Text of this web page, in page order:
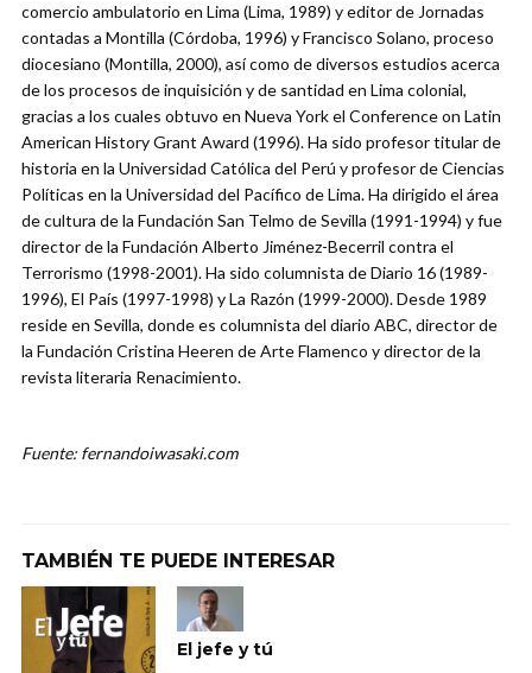
comercio ambulatorio en Lima (Lima, 1989) y editor de Jornadas
contadas a Montilla (Córdoba, 1996) y Francisco Solano, proceso
diocesiano (Montilla, 2000), así como de diversos estudios acerca
de los procesos de inquisición y de santidad en Lima colonial,
gracias a los cuales obtuvo en Nueva York el Conference on Latin
American History Grant Award (1996). Ha sido profesor titular de
historia en la Universidad Católica del Perú y profesor de Ciencias
Políticas en la Universidad del Pacífico de Lima. Ha dirigido el área
de cultura de la Fundación San Telmo de Sevilla (1991-1994) y fue
director de la Fundación Alberto Jiménez-Becerril contra el
Terrorismo (1998-2001). Ha sido columnista de Diario 16 (1989-
1996), El País (1997-1998) y La Razón (1999-2000). Desde 1989
reside en Sevilla, donde es columnista del diario ABC, director de
la Fundación Cristina Heeren de Arte Flamenco y director de la
revista literaria Renacimiento.
Fuente: fernandoiwasaki.com
TAMBIÉN TE PUEDE INTERESAR
El jefe y tú